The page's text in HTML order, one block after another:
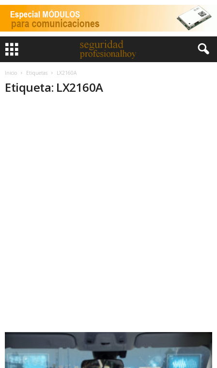
Inicio Etiquetas LX2160A
Etiqueta: LX2160A